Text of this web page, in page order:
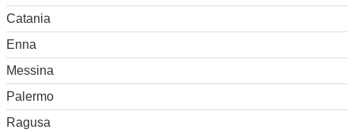
Catania
Enna
Messina
Palermo
Ragusa